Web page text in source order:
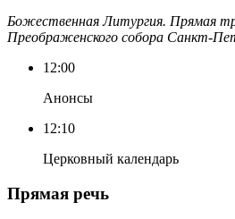
Божественная Литургия. Прямая
Преображенского собора Санкт-
12:00
Анонсы
12:10
Церковный календарь
Прямая речь